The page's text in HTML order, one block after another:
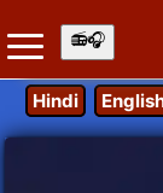
Hindi